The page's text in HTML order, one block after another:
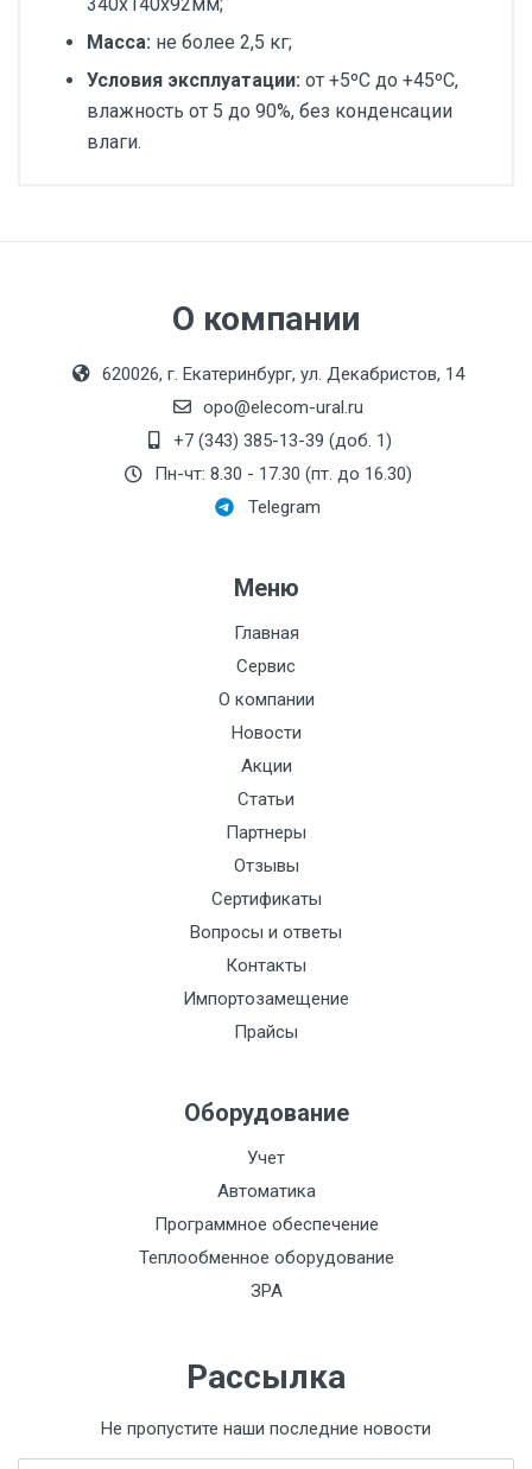
Масса: не более 2,5 кг;
Условия эксплуатации: от +5ºС до +45ºС,
влажность от 5 до 90%, без конденсации
влаги.
Руководство по эксплуатации
Руководство по эксплуатации
Термодат22K5_12S_12R
Руководство по эксплуатации
Термодат22K5_12T_12R
Метрологический
Производитель:
Системы контроля
Монтажная длина, мм:
Номинальный диаметр
патрубков, мм:
дм:
Резьба:
Электроописание:
Тип мотора:
Номинальное
давление:
Стоимость поверки:
2640
Кол-во каналов:
t, С:
Питание:
Сталь:
Функционально:
Импульсный выход:
Интерфейс:
Класс
НСХ:
Давление, МПа:
О компании
620026, г. Екатеринбург, ул. Декабристов, 14
opo@elecom-ural.ru
+7 (343) 385-13-39 (доб. 1)
Пн-чт: 8.30 - 17.30 (пт. до 16.30)
Telegram
Меню
Главная
Сервис
О компании
Новости
Акции
Статьи
Партнеры
Отзывы
Сертификаты
Вопросы и ответы
Контакты
Импортозамещение
Прайсы
Оборудование
Учет
Автоматика
Программное обеспечение
Теплообменное оборудование
ЗРА
Рассылка
Не пропустите наши последние новости